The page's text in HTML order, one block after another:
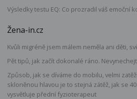
Výsledky testu EQ: Co prozradil váš emoční
Žena-in.cz
Kvůli migréně jsem málem neměla ani děti,
Pět tipů, jak začít dokonalé ráno.
Způsob, jak se díváme do mobilu, velmi
skloněnou hlavou je to stejná zátěž, jak se
vysvětluje přední fyzioterapeut